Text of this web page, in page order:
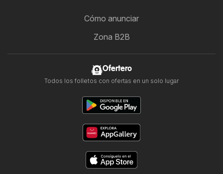
Cómo anunciar
Zona B2B
Ofertero
Todos los folletos con ofertas en un solo lugar